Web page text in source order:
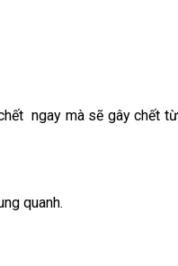
ngay mà sẽ gây chết
quanh.